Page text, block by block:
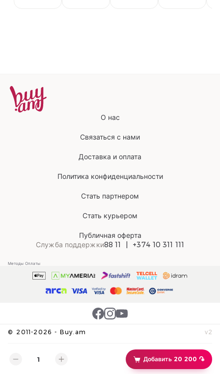
Добавить 20 200 ֏
О нас
Связаться с нами
Доставка и оплата
Политика конфиденциальности
Стать партнером
Стать курьером
Публичная оферта
Служба поддержки88 11 +374 10 311 111
© 2011-2026 - Buy.am v2
Методы Оплаты